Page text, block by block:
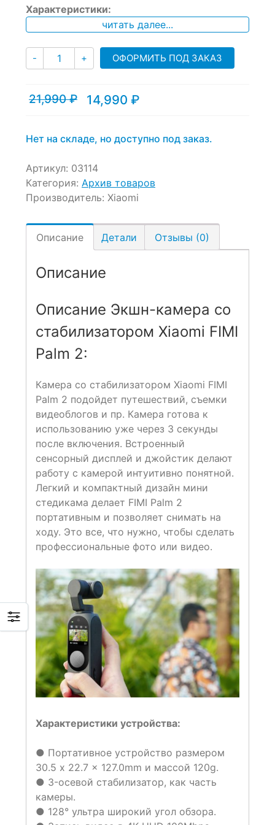
out
of
based
Характеристики:
читать далее...
- Количество
+ ОФОРМИТЬ ПОД ЗАКАЗ
21,990₽
Первоначальная
21,990 ₽.
14,990 ₽
Текущая
Нет на складе, но доступно под заказ.
Артикул: 03114
Категория: Архив товаров
Производитель: Xiaomi
Описание Детали Отзывы (0)
Описание
Описание Экшн-камера со
стабилизатором Xiaomi FIMI
Palm 2:
Камера со стабилизатором Xiaomi FIMI
Palm 2 подойдет путешествий, съемки
видеоблогов и пр. Камера готова к
использованию уже через 3 секунды
после включения. Встроенный
сенсорный дисплей и джойстик делают
работу с камерой интуитивно понятной.
Легкий и компактный дизайн мини
стедикама делает FIMI Palm 2
портативным и позволяет снимать на
ходу. Это все, что нужно, чтобы сделать
профессиональные фото или видео.
Характеристики устройства:
● Портативное устройство размером
30.5 x 22.7 x 127.0mm и массой 120g.
● 3-осевой стабилизатор, как часть
камеры.
● 128° ультра широкий угол обзора.